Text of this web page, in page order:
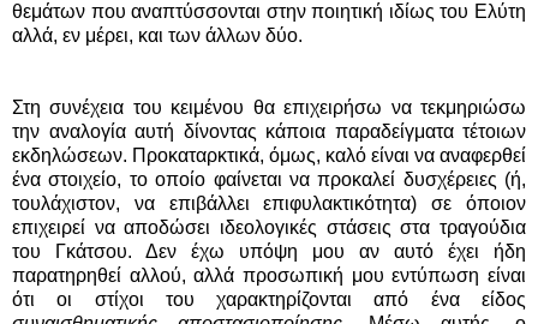
θεμάτων που αναπτύσσονται στην ποιητική ιδίως του Ελύτη
αλλά, εν μέρει, και των άλλων δύο.
Στη συνέχεια του κειμένου θα επιχειρήσω να τεκμηριώσω
την αναλογία αυτή δίνοντας κάποια παραδείγματα τέτοιων
εκδηλώσεων. Προκαταρκτικά, όμως, καλό είναι να αναφερθεί
ένα στοιχείο, το οποίο φαίνεται να προκαλεί δυσχέρειες (ή,
τουλάχιστον, να επιβάλλει επιφυλακτικότητα) σε όποιον
επιχειρεί να αποδώσει ιδεολογικές στάσεις στα τραγούδια
του Γκάτσου. Δεν έχω υπόψη μου αν αυτό έχει ήδη
παρατηρηθεί αλλού, αλλά προσωπική μου εντύπωση είναι
ότι οι στίχοι του χαρακτηρίζονται από ένα είδος